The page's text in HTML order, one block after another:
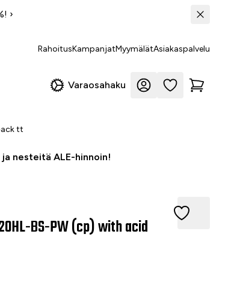
›
RahoitusKampanjatMyymälätAsiakaspalvelu
Varaosahaku
tt
nesteitä ALE-hinnoin!
BS-PW (cp) with acid pack tt
BS-PW (cp) with acid